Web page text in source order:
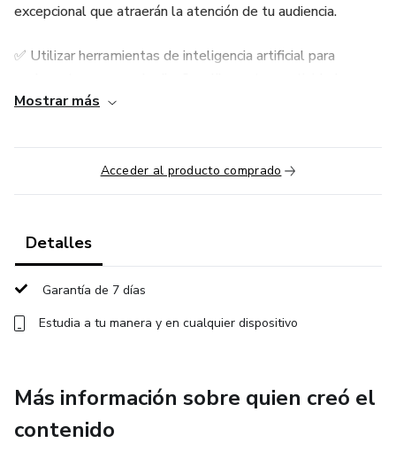
excepcional que atraerán la atención de tu audiencia.
✅ Utilizar herramientas de inteligencia artificial para
reflejar la esencia y el mensaje de tus proyectos y
destacarte de la competencia.
Mostrar más
Acceder al producto comprado
Detalles
Garantía de 7 días
Estudia a tu manera y en cualquier dispositivo
Más información sobre quien creó el
contenido